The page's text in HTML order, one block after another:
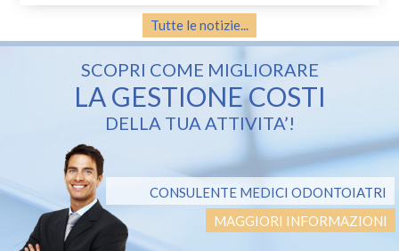
Tutte le notizie...
SCOPRI COME MIGLIORARE
LA GESTIONE COSTI
DELLA TUA ATTIVITA’!
CONSULENTE MEDICI ODONTOIATRI
MAGGIORI INFORMAZIONI